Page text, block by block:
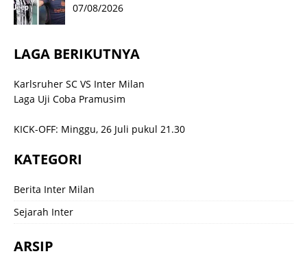
07/08/2026
LAGA BERIKUTNYA
Karlsruher SC VS Inter Milan
Laga Uji Coba Pramusim
KICK-OFF: Minggu, 26 Juli pukul 21.30
KATEGORI
Berita Inter Milan
Sejarah Inter
ARSIP